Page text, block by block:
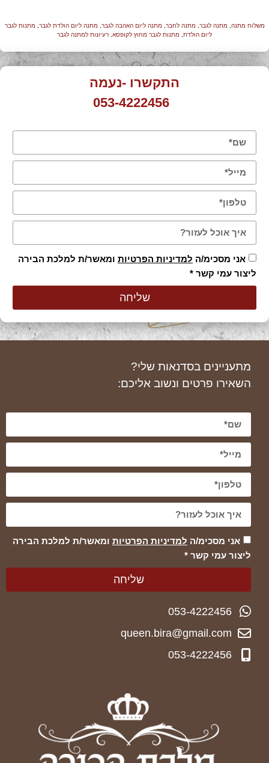
משלוח מתנה, מתנה לגבר, מתנה לחבר, מתנה ליום האהבה לגבר, מתנה ליום הולדת לגבר, מתנות לגבר
ליום הולדת, מתנות לגבר מחוץ לקופסא, רעיונות למתנה לגבר
התקשרו -נעמה
053-4222456
אני מסכימ/ה למדיניות הפרטיות ומאשר/ת למלכת הבירה
ליצור עמי קשר *
שליחה
053-4222456
queen.bira@gmail.com
053-4222456
מתעניינים בסדנאות שלי?
השאירו פרטים ונשוב אליכם:
אני מסכימ/ה למדיניות הפרטיות ומאשר/ת למלכת הבירה
ליצור עמי קשר *
שליחה